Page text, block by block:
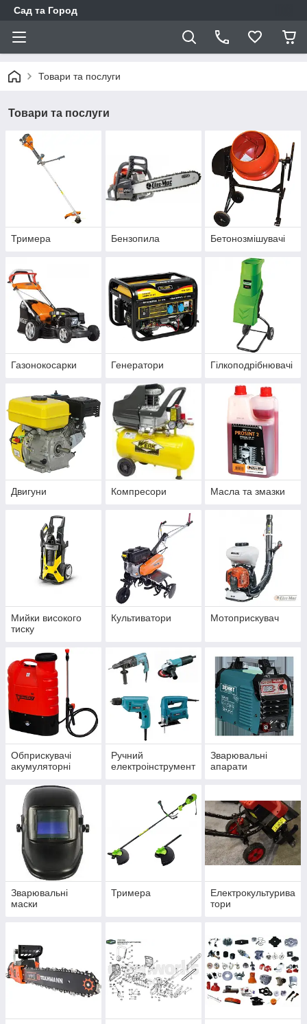
Сад та Город
Товари та послуги
Товари та послуги
Тримера Бензопила Бетонозмішувачі
Газонокосарки Генератори Гілкоподрібнювачі
Двигуни Компресори Масла та змазки
Мийки високого
тиску
Культиватори Мотоприскувач
Обприскувачі
акумуляторні
Ручний
електроінструмент
Зварювальні
апарати
Зварювальні
маски
Тримера
Електрокультурива
тори